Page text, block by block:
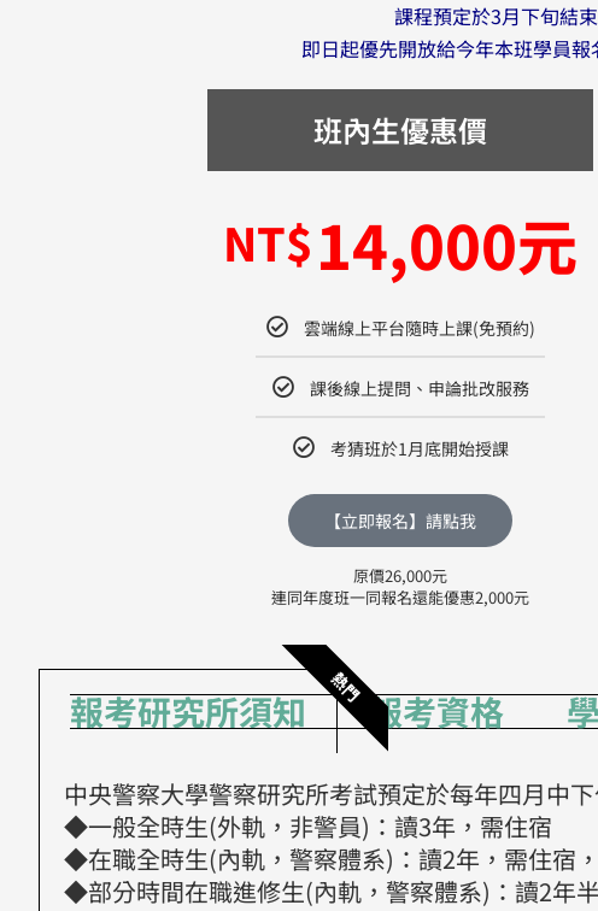
課程預定於3月下旬結
即日起優先開放給今年本班學員
班內生優惠價
NT$14,000元
雲端線上平台隨時上課(免預約)
課後線上提問、申論批改服務
考猜班於1月底開始授課
【立即報名】請點我
原價26,000元
連同年度班一同報名還能優惠2,000元
熱門
報考研究所須知 報考資格
中央警察大學警察研究所考試預定於每年四月中
◆一般全時生(外軌，非警員)：讀3年，需住宿
◆在職全時生(內軌，警察體系)：讀2年，需住宿
◆部分時間在職進修生(內軌，警察體系)：讀2年